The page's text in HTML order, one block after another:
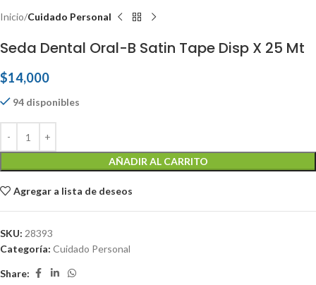
Inicio Cuidado Personal
Seda Dental Oral-B Satin Tape Disp X 25 Mt
$14,000
94 disponibles
AÑADIR AL CARRITO
Agregar a lista de deseos
SKU: 28393
Categoría: Cuidado Personal
Share: